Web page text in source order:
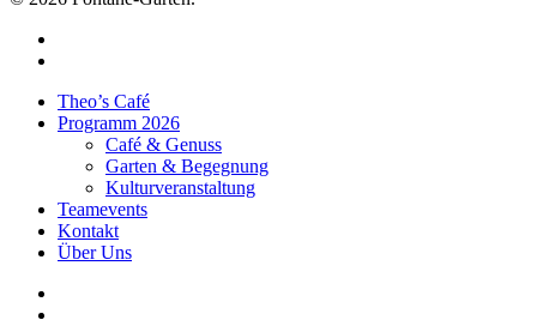
Theo’s Café
Programm 2026
Café & Genuss
Garten & Begegnung
Kulturveranstaltung
Teamevents
Kontakt
Über Uns